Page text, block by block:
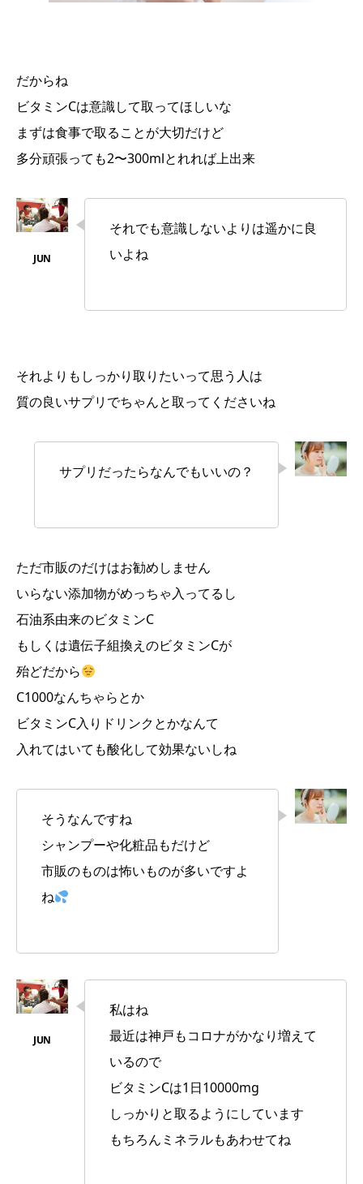
だからね
ビタミンCは意識して取ってほしいな
まずは食事で取ることが大切だけど
多分頑張っても2〜300mlとれれば上出来
それでも意識しないよりは遥かに良
いよね
それよりもしっかり取りたいって思う人は
質の良いサプリでちゃんと取ってくださいね
サプリだったらなんでもいいの？
ただ市販のだけはお勧めしません
いらない添加物がめっちゃ入ってるし
石油系由来のビタミンC
もしくは遺伝子組換えのビタミンCが
殆どだから
C1000なんちゃらとか
ビタミンC入りドリンクとかなんて
入れてはいても酸化して効果ないしね
そうなんですね
シャンプーや化粧品もだけど
市販のものは怖いものが多いですよ
ね
私はね
最近は神戸もコロナがかなり増えて
いるので
ビタミンCは1日10000mg
しっかりと取るようにしています
もちろんミネラルもあわせてね